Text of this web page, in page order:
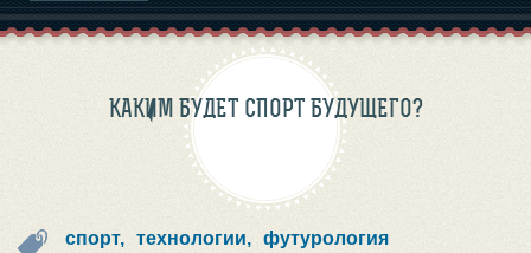
КАКИМ БУДЕТ СПОРТ БУДУЩЕГО?
спорт, технологии, футурология